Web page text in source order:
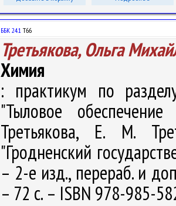
ББК 24.1 Т66
Третьякова, Ольга
Химия
: практикум по
"Тыловое
Третьякова, Е. М.
"Гродненский
– 2-е изд., перераб. и
– 72 с. – ISBN 978-985-